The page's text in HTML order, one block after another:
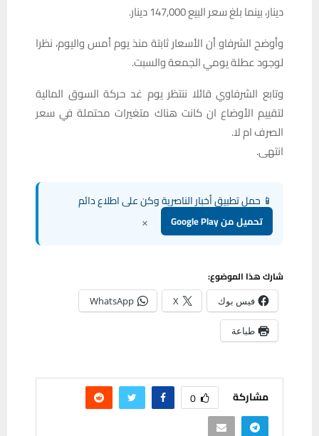
دينار، بينما بلغ سعر البيع 147,000 دينار.
وأوضح الشرفاو أن الأسعار ثابتة منذ يوم أمس واليوم، نظرا
لوجود عطلة يومي الجمعة والسبت.
وتابع الشرفاوي قائلا ننتظر يوم غد حركة السوق المالية
لتقييم الأوضاع ان كانت هناك متغيرات محتملة في سعر
الصرف ام لا.
انتهى.
📱 حمل تطبيق أخبار الناصرية وكن على اطلاع دائم
تحميل من Google Play ×
شارك هذا الموضوع:
فيس بوك X
WhatsApp
طباعة
مشاركة 0